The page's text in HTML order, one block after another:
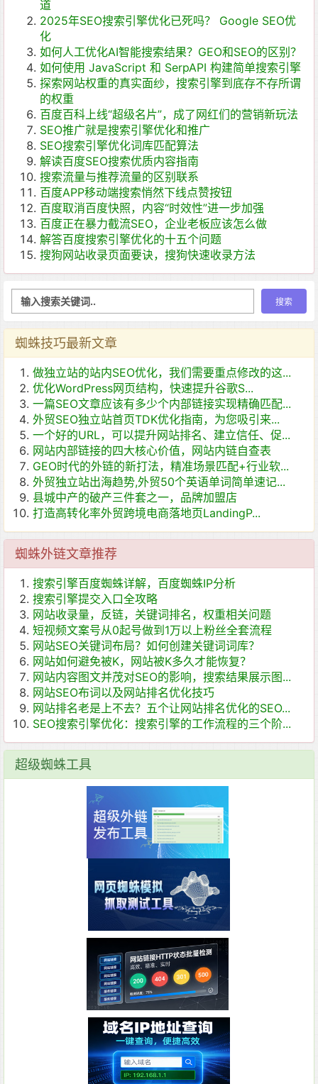
道
2025年SEO搜索引擎优化已死吗？ Google SEO优
化
如何人工优化AI智能搜索结果？GEO和SEO的区别？
如何使用 JavaScript 和 SerpAPI 构建简单搜索引擎
探索网站权重的真实面纱，搜索引擎到底存不存所谓
的权重
百度百科上线“超级名片”，成了网红们的营销新玩法
SEO推广就是搜索引擎优化和推广
SEO搜索引擎优化词库匹配算法
解读百度SEO搜索优质内容指南
搜索流量与推荐流量的区别联系
百度APP移动端搜索悄然下线点赞按钮
百度取消百度快照，内容“时效性”进一步加强
百度正在暴力截流SEO，企业老板应该怎么做
解答百度搜索引擎优化的十五个问题
搜狗网站收录页面要诀，搜狗快速收录方法
蜘蛛技巧最新文章
做独立站的站内SEO优化，我们需要重点修改的这...
优化WordPress网页结构，快速提升谷歌S...
一篇SEO文章应该有多少个内部链接实现精确匹配...
外贸SEO独立站首页TDK优化指南，为您吸引来...
一个好的URL，可以提升网站排名、建立信任、促...
网站内部链接的四大核心价值，网站内链自查表
GEO时代的外链的新打法，精准场景匹配+行业软...
外贸独立站出海趋势,外贸50个英语单词简单速记...
县城中产的破产三件套之一，品牌加盟店
打造高转化率外贸跨境电商落地页LandingP...
蜘蛛外链文章推荐
搜索引擎百度蜘蛛详解，百度蜘蛛IP分析
搜索引擎提交入口全攻略
网站收录量，反链，关键词排名，权重相关问题
短视频文案号从0起号做到1万以上粉丝全套流程
网站SEO关键词布局？如何创建关键词词库？
网站如何避免被K，网站被K多久才能恢复？
网站内容图文并茂对SEO的影响，搜索结果展示图...
网站SEO布词以及网站排名优化技巧
网站排名老是上不去？五个让网站排名优化的SEO...
SEO搜索引擎优化：搜索引擎的工作流程的三个阶...
超级蜘蛛工具